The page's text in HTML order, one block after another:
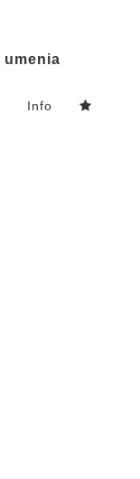
umenia
Info